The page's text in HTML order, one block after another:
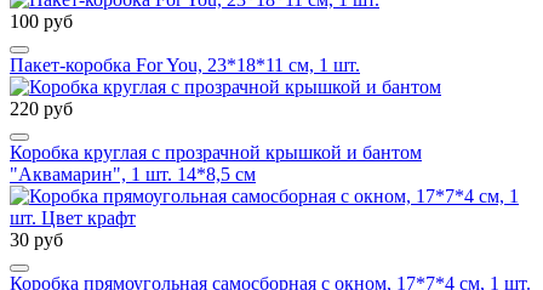
100 руб
Пакет-коробка For You, 23*18*11 см, 1 шт.
220 руб
Коробка круглая с прозрачной крышкой и бантом
"Аквамарин", 1 шт. 14*8,5 см
30 руб
Коробка прямоугольная самосборная с окном, 17*7*4 см, 1 шт.